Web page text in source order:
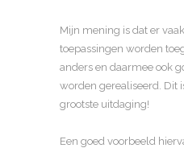
Mijn mening is dat er
toepassingen worden
anders en daarmee ook
worden gerealiseerd. Dit
grootste uitdaging!
Een goed voorbeeld